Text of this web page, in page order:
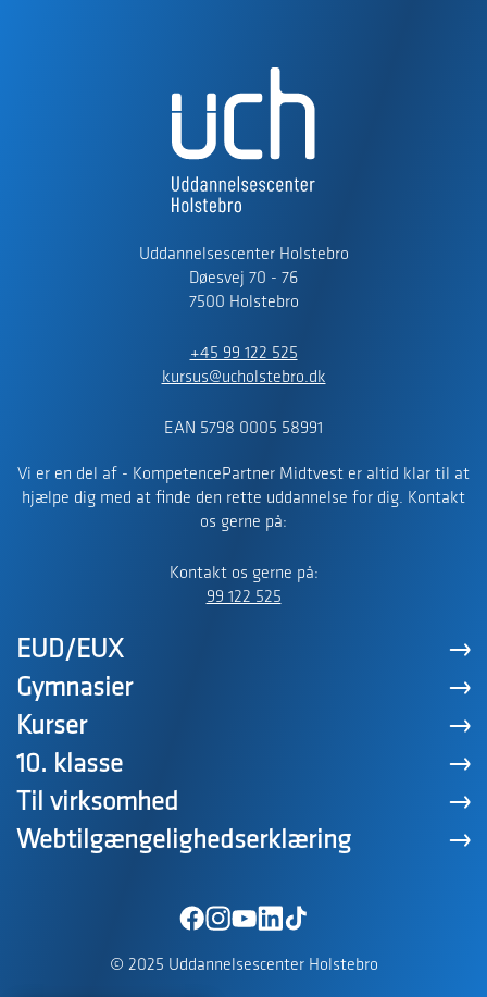
Uddannelsescenter Holstebro
Døesvej 70 - 76
7500 Holstebro
+45 99 122 525
kursus@ucholstebro.dk
EAN 5798 0005 58991
Vi er en del af - KompetencePartner Midtvest er altid klar til at
hjælpe dig med at finde den rette uddannelse for dig. Kontakt
os gerne på:
Kontakt os gerne på:
99 122 525
EUD/EUX
Gymnasier
Kurser
10. klasse
Til virksomhed
Webtilgængelighedserklæring
© 2025 Uddannelsescenter Holstebro